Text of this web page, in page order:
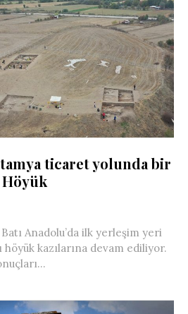
ticaret yolunda bir
Höyük
Anadolu’da ilk yerleşim yeri
kazılarına devam ediliyor.